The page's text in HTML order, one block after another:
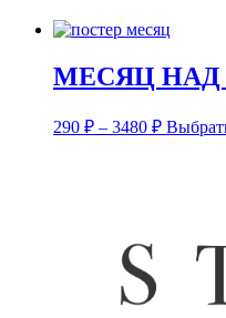
МЕСЯЦ
290 ₽ – 3480 ₽